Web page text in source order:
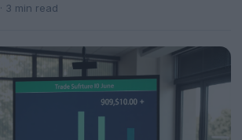
· 3 min read